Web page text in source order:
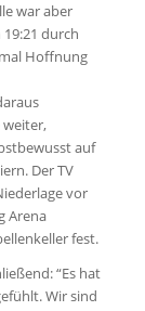
war aber
durch
Hoffnung
weiter,
auf
Der TV
vor
Arena
fest.
“Es hat
Wir sind